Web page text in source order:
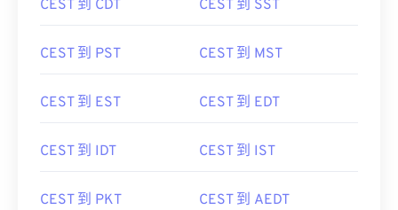
CEST 到 CDT CEST 到 SST
CEST 到 PST CEST 到 MST
CEST 到 EST CEST 到 EDT
CEST 到 IDT CEST 到 IST
CEST 到 PKT CEST 到 AEDT